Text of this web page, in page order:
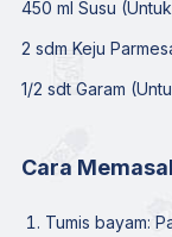
450 ml Susu
2 sdm Keju
1/2 sdt Garam
Cara
Tumis bayam: